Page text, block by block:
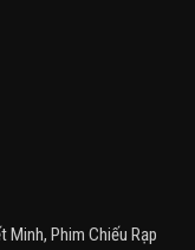
Phim Chiếu Rạp